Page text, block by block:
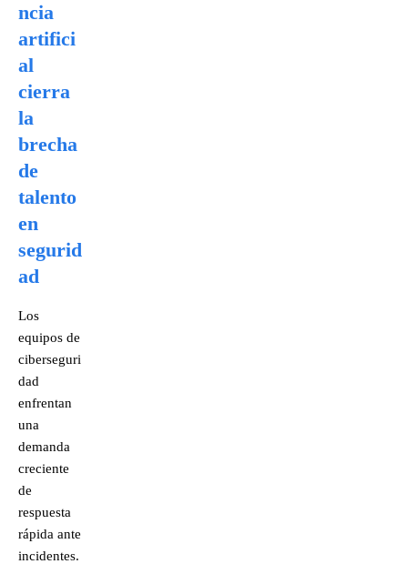
ncia
artifici
al
cierra
la
brecha
de
talento
en
segurid
ad
Los
equipos de
ciberseguri
dad
enfrentan
una
demanda
creciente
de
respuesta
rápida ante
incidentes.